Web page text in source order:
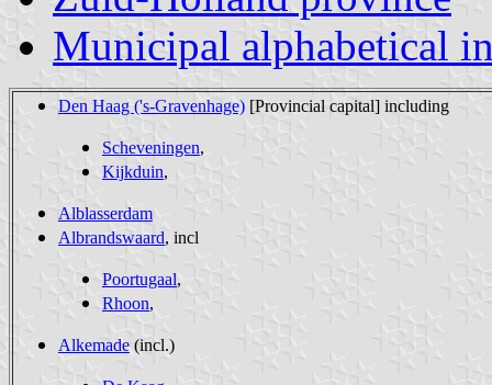
Municipal alphabetical
Den Haag ('s-Gravenhage) [Provincial capital] including
Scheveningen,
Kijkduin,
Alblasserdam
Albrandswaard, incl
Poortugaal,
Rhoon,
Alkemade (incl.)